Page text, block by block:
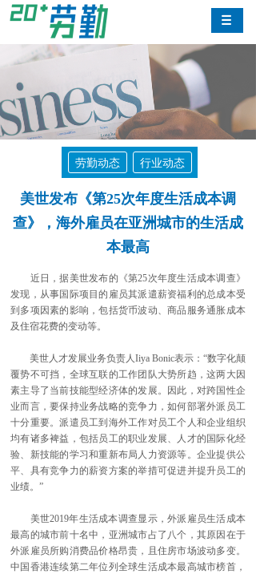
劳勤动态 行业动态
美世发布《第25次年度生活成本调
查》，海外雇员在亚洲城市的生活成
本最高
近日，据美世发布的《第25次年度生活成本调查》
发现，从事国际项目的雇员其派遣薪资福利的总成本受
到多项因素的影响，包括货币波动、商品服务通胀成本
及住宿花费的变动等。
美世人才发展业务负责人Iiya Bonic表示：“数字化颠
覆势不可挡，全球互联的工作团队大势所趋，这两大因
素主导了当前技能型经济体的发展。因此，对跨国性企
业而言，要保持业务战略的竞争力，如何部署外派员工
十分重要。派遣员工到海外工作对员工个人和企业组织
均有诸多裨益，包括员工的职业发展、人才的国际化经
验、新技能的学习和重新布局人力资源等。企业提供公
平、具有竞争力的薪资方案的举措可促进并提升员工的
业绩。”
美世2019年生活成本调查显示，外派雇员生活成本
最高的城市前十名中，亚洲城市占了八个，其原因在于
外派雇员所购消费品价格昂贵，且住房市场波动多变。
中国香港连续第二年位列全球生活成本最高城市榜首，